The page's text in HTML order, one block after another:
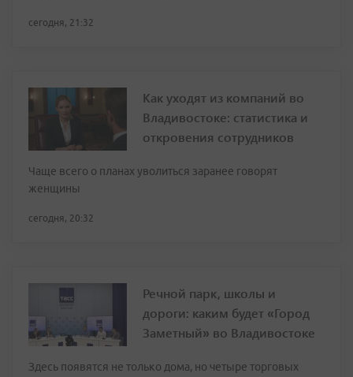
сегодня, 21:32
Как уходят из компаний во
Владивостоке: статистика и
откровения сотрудников
Чаще всего о планах уволиться заранее говорят
женщины
сегодня, 20:32
Речной парк, школы и
дороги: каким будет «Город
Заметный» во Владивостоке
Здесь появятся не только дома, но четыре торговых